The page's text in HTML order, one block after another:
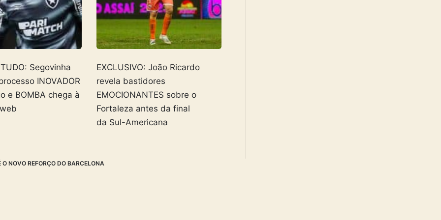
Segovinha
INOVADOR
e BOMBA chega à
EXCLUSIVO: João Ricardo
revela bastidores
EMOCIONANTES sobre o
Fortaleza antes da final
da Sul-Americana
NOVO REFORÇO DO BARCELONA